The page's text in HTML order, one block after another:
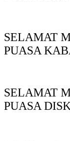
SELAMAT
PUASA
SELAMAT
PUASA